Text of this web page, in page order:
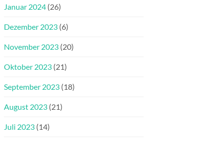
Januar 2024 (26)
Dezember 2023 (6)
November 2023 (20)
Oktober 2023 (21)
September 2023 (18)
August 2023 (21)
Juli 2023 (14)